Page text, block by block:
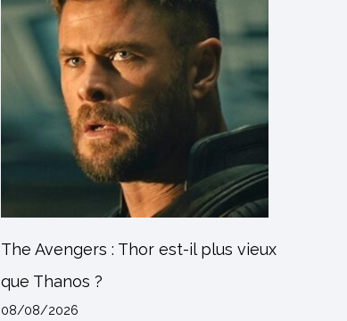
The Avengers : Thor est-il plus vieux
que Thanos ?
08/08/2026